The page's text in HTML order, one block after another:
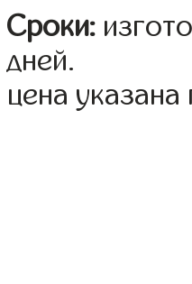
Сроки:
дней.
цена